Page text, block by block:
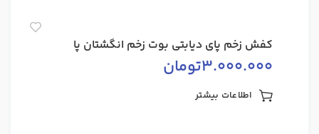
کفش زخم پای دیابتی بوت زخم انگشتان پا
3.000.000تومان
اطلاعات بیشتر